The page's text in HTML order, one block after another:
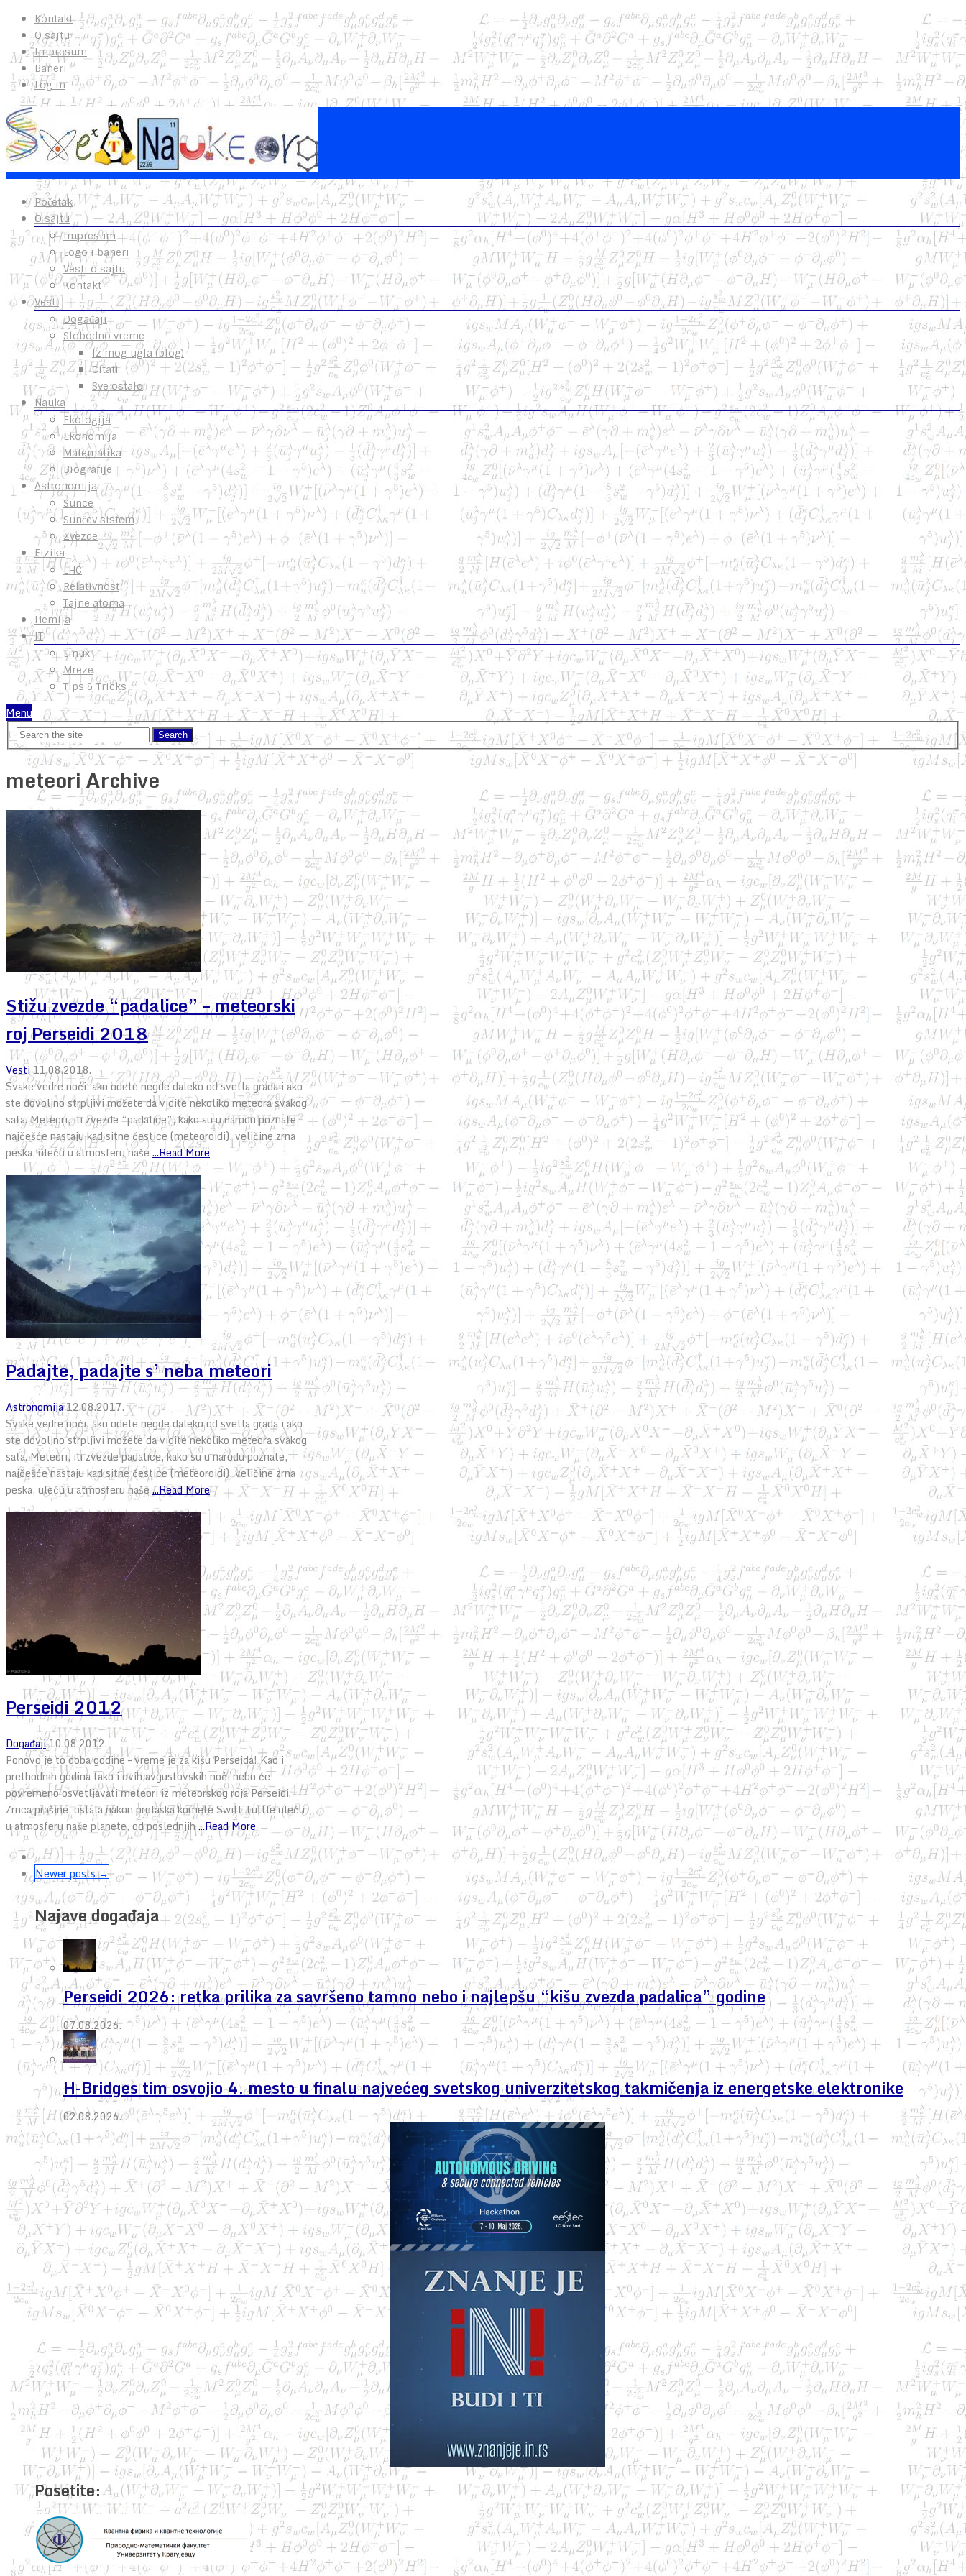
Kontakt
O sajtu
Impresum
Baneri
Log in
Početak
O sajtu
Impresum
Logo i baneri
Vesti o sajtu
Kontakt
Vesti
Događaji
Slobodno vreme
Iz mog ugla (blog)
Citati
Sve ostalo
Nauka
Ekologija
Ekonomija
Matematika
Biografije
Astronomija
Sunce
Sunčev sistem
Zvezde
Fizika
LHC
Relativnost
Tajne atoma
Hemija
IT
Linux
Mreze
Tips & Tricks
Menu
meteori Archive
Stižu zvezde “padalice” – meteorski
roj Perseidi 2018
Vesti11.08.2018.
Svake vedre noći, ako odete negde daleko od svetla grada i ako
ste dovoljno strpljivi možete da vidite nekoliko meteora svakog
sata. Meteori, ili zvezde “padalice”, kako su u narodu poznate,
najčešće nastaju kad sitne čestice (meteoroidi), veličine zrna
peska, uleću u atmosferu naše ...Read More
Padajte, padajte s’ neba meteori
Astronomija12.08.2017.
Svake vedre noći, ako odete negde daleko od svetla grada i ako
ste dovoljno strpljivi možete da vidite nekoliko meteora svakog
sata. Meteori, ili zvezde padalice, kako su u narodu poznate,
najčešće nastaju kad sitne čestice (meteoroidi), veličine zrna
peska, uleću u atmosferu naše ...Read More
Perseidi 2012
Događaji10.08.2012.
Ponovo je to doba godine – vreme je za kišu Perseida! Kao i
prethodnih godina tako i ovih avgustovskih noći nebo će
povremeno osvetljavati meteori iz meteorskog roja Perseidi.
Zrnca prašine, ostala nakon prolaska komete Swift Tuttle uleću
u atmosferu naše planete, od poslednjih...Read More
Newer posts →
Najave događaja
Perseidi 2026: retka prilika za savršeno tamno nebo i najlepšu “kišu zvezda padalica” godine
07.08.2026.
H-Bridges tim osvojio 4. mesto u finalu najvećeg svetskog univerzitetskog takmičenja iz energetske elektronike
02.08.2026.
Posetite: